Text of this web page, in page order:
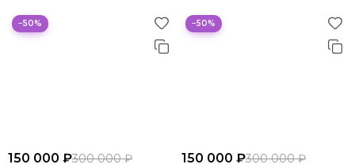
−50%
150 000 ₽300 000 ₽
−50%
150 000 ₽300 000 ₽